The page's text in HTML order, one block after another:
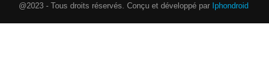
@2023 - Tous droits réservés. Conçu et développé par Iphondroid